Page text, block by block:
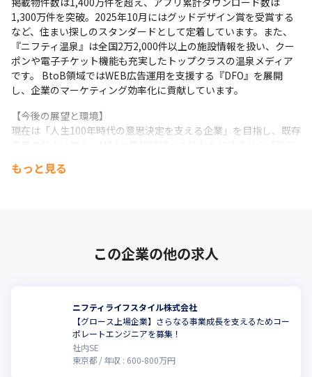
1,300万件を突破。2025年10月にはグッドデザイン賞を受賞する
など、住まい探しのスタンダードとして定着しています。また、
『ニフティ温泉』は全国2万2,000件以上の施設情報を扱い、クー
ポンや電子チケット機能も充実したトップクラスの温泉メディア
です。 BtoB領域ではWEB広告運用を支援する『DFO』を展開
し、企業のマーケティング効率化に貢献しています。
【今後の展望と環境】
現在は「人生100年時代の意思決定を支える企業」を目指し、既存
社内はフラットで風通しが良く、リモートワークやフレックス制
累計1,300万ダウンロードを突破した「ニフティ不動産」アプリを
住まい探しや温泉選びといった日常の意思決定をアプリで快適に
支えるため、プラットフォームの特性を活かした質の高い開発体
制をさらに強化したく、新たなAndroidエンジニアを募集してい
もっと見る
この企業の他の求人
ニフティライフスタイル株式会社
【グロース上場企業】さらなる事業成長を支えるためコー
ポレートエンジニアを募集！
社内SE
東京都
年収 : 600-800万円